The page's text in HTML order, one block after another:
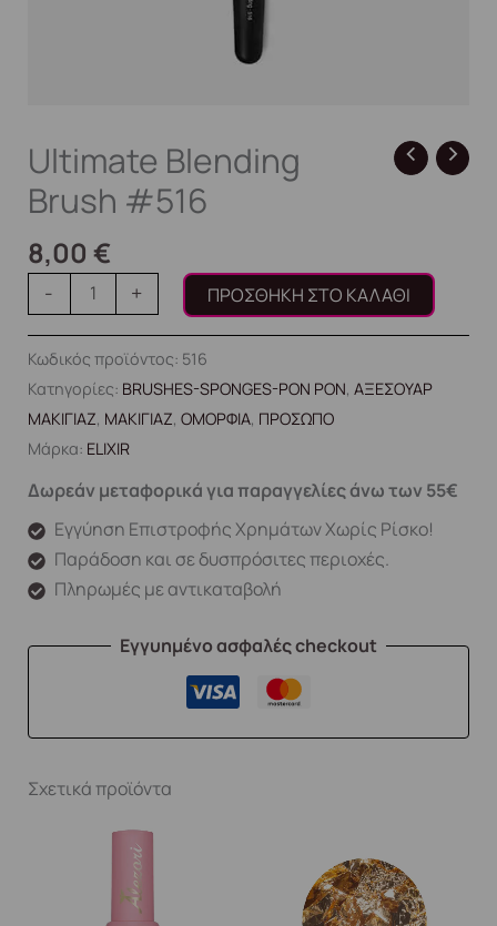
Ultimate Blending
Brush #516
8,00 €
- + ΠΡΟΣΘΉΚΗ ΣΤΟ ΚΑΛΆΘΙ
Κωδικός προϊόντος: 516
Κατηγορίες: BRUSHES-SPONGES-PON PON, ΑΞΕΣΟΥΑΡ
ΜΑΚΙΓΙΑΖ, ΜΑΚΙΓΙΑΖ, ΟΜΟΡΦΙΑ, ΠΡΟΣΩΠΟ
Μάρκα: ELIXIR
Δωρεάν μεταφορικά για παραγγελίες άνω των 55€
Εγγύηση Επιστροφής Χρημάτων Χωρίς Ρίσκο!
Παράδοση και σε δυσπρόσιτες περιοχές.
Πληρωμές με αντικαταβολή
Εγγυημένο ασφαλές checkout
Σχετικά προϊόντα